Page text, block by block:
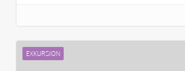
EXKURSION